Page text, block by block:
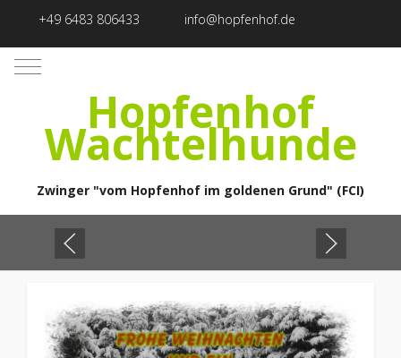
+49 6483 806433 info@hopfenhof.de
Mobile Menu Toggle
Hopfenhof
Wachtelhunde
Zwinger "vom Hopfenhof im goldenen Grund" (FCI)